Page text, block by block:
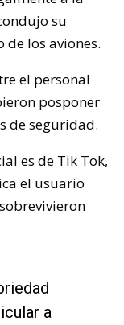
su
los aviones.
el personal
posponer
de seguridad.
es de Tik Tok,
el usuario
a